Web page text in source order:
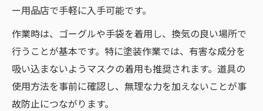
ー用品店で手軽に入手可能です。
作業時は、ゴーグルや手袋を着用し、換気の良い場所で
行うことが基本です。特に塗装作業では、有害な成分を
吸い込まないようマスクの着用も推奨されます。道具の
使用方法を事前に確認し、無理な力を加えないことが事
故防止につながります。